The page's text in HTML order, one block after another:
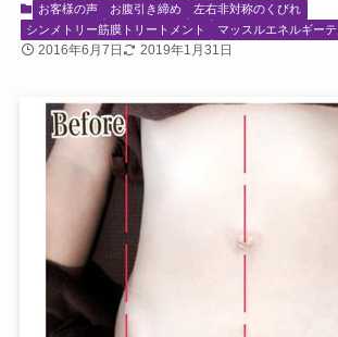
お客様の声 お腹引き締め
左右非対称のくびれ
シンメトリー筋膜トリートメント
マッスルエネルギー
2016年6月7日 2019年1月31日